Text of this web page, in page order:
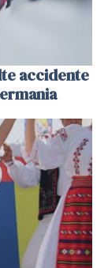
accidente